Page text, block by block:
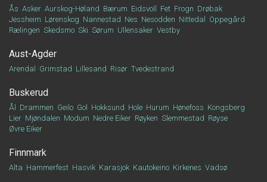
Ås Asker Aurskog-Høland Bærum Eidsvoll Fet Frogn Drøbak
Jessheim Lørenskog Nannestad Nes Nesodden Nittedal
Oppegård
Rælingen Skedsmo Ski Sørum Ullensaker Vestby
Aust-Agder
Arendal Grimstad Lillesand Risør Tvedestrand
Buskerud
Ål Drammen Geilo Gol Hokksund Hole Hurum Hønefoss Kongsberg
Lier Mjøndalen Modum Nedre Eiker Røyken Slemmestad Røyse
Øvre Eiker
Finnmark
Alta Hammerfest Hasvik Karasjok Kautokeino Kirkenes Vadsø